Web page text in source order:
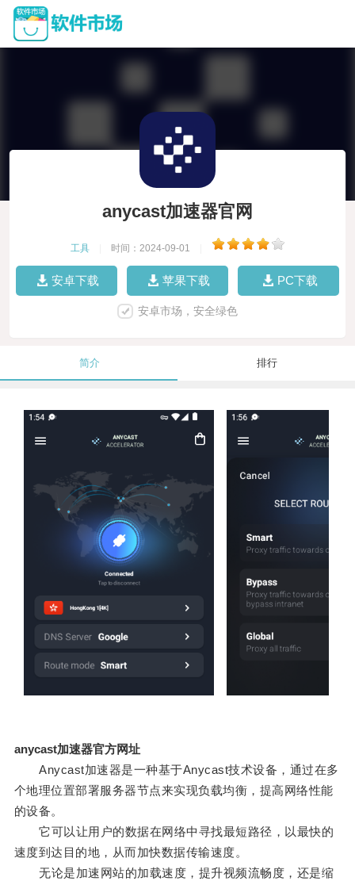
anycast加速器官网
工具 时间：2024-09-01
安卓下载 苹果下载 PC下载
安卓市场，安全绿色
简介 排行
anycast加速器官方网址
Anycast加速器是一种基于Anycast技术设备，通过在多
个地理位置部署服务器节点来实现负载均衡，提高网络性能
的设备。
它可以让用户的数据在网络中寻找最短路径，以最快的
速度到达目的地，从而加快数据传输速度。
无论是加速网站的加载速度，提升视频流畅度，还是缩